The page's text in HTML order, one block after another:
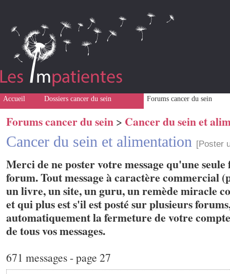
Accueil Dossiers cancer du sein Forums cancer du sein
Forums cancer du sein > Cancer du sein et
Cancer du sein et alimentation [Poster
Merci de ne poster votre message qu'une seule
forum. Tout message à caractère commercial
un livre, un site, un guru, un remède miracle
et qui plus est s'il est posté sur plusieurs
automatiquement la fermeture de votre
de tous vos messages.
671 messages - page 27